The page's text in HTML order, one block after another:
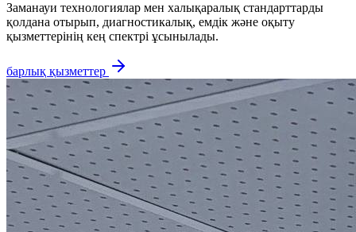
Заманауи технологиялар мен халықаралық стандарттарды
қолдана отырып, диагностикалық, емдік және оқыту
қызметтерінің кең спектрі ұсынылады.
барлық қызметтер